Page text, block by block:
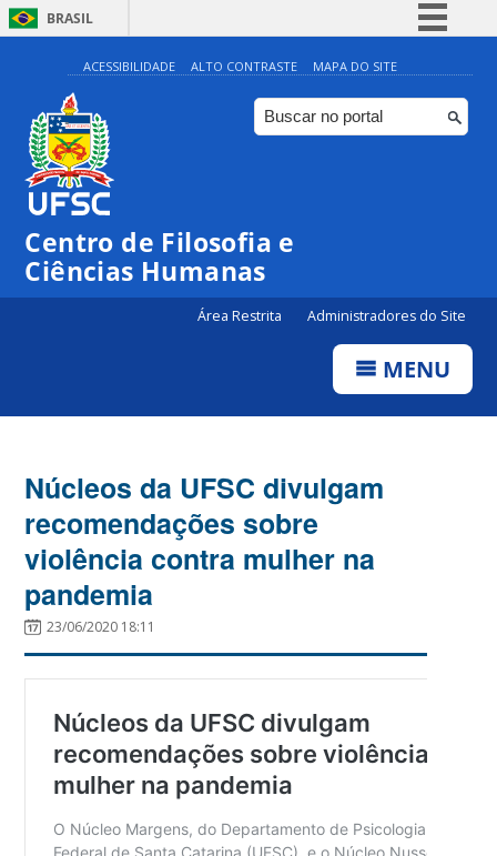
BRASIL
Simplifique!
Comunica BR
Participe
ACESSIBILIDADE ALTO CONTRASTE MAPA DO SITE
Centro de Filosofia e
Ciências Humanas
Área Restrita Administradores do Site
MENU
Núcleos da UFSC divulgam
recomendações sobre
violência contra mulher na
pandemia
23/06/2020 18:11